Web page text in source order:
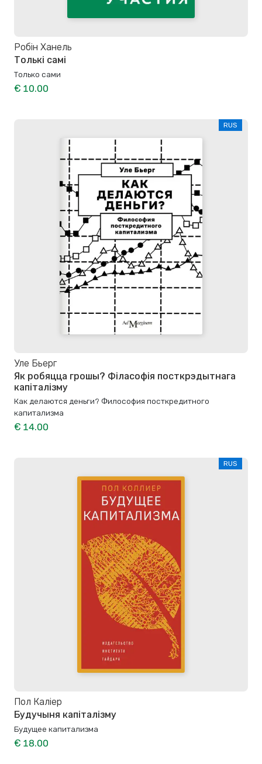
Робiн Ханель
Толькі самі
Только сами
€ 10.00
RUS
Уле Бьерг
Як робяцца грошы? Філасофія посткрэдытнага
капіталізму
Как делаются деньги? Философия посткредитного
капитализма
€ 14.00
RUS
Пол Каліер
Будучыня капіталізму
Будущее капитализма
€ 18.00